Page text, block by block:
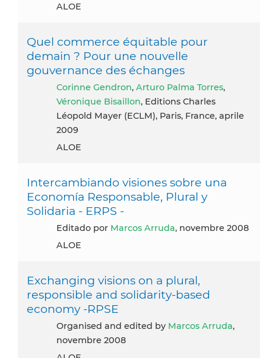
ALOE
Quel commerce équitable pour
demain ? Pour une nouvelle
gouvernance des échanges
Corinne Gendron, Arturo Palma Torres,
Véronique Bisaillon, Editions Charles
Léopold Mayer (ECLM), Paris, France, aprile
2009
ALOE
Intercambiando visiones sobre una
Economía Responsable, Plural y
Solidaria - ERPS -
Editado por Marcos Arruda, novembre 2008
ALOE
Exchanging visions on a plural,
responsible and solidarity-based
economy -RPSE
Organised and edited by Marcos Arruda,
novembre 2008